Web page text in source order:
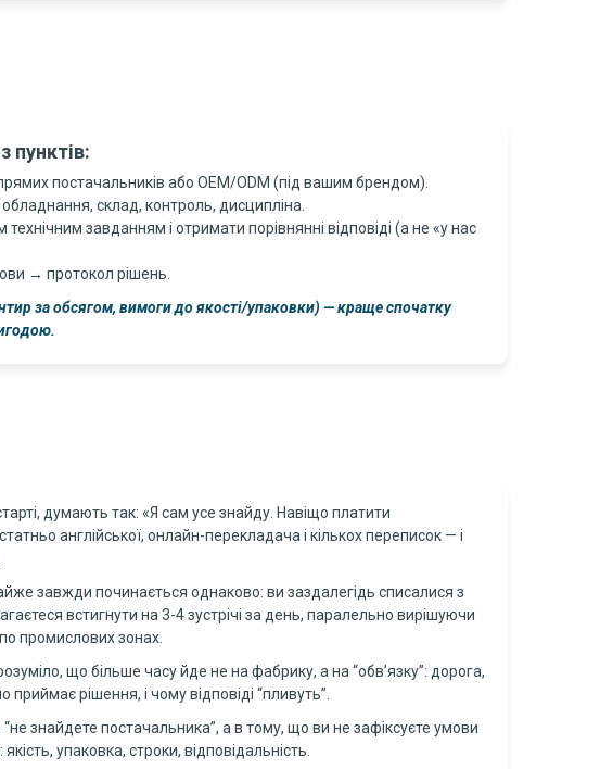
пунктів:
постачальників або OEM/ODM (під вашим брендом).
склад, контроль, дисципліна.
завданням і отримати порівнянні відповіді (а не «у нас
→ протокол рішень.
за обсягом, вимоги до якості/упаковки) — краще спочатку
думають так: «Я сам усе знайду. Навіщо платити
англійської, онлайн-перекладача і кількох переписок — і
завжди починається однаково: ви заздалегідь списалися з
встигнути на 3-4 зустрічі за день, паралельно вирішуючи
промислових зонах.
що більше часу йде не на фабрику, а на “обв’язку”: дорога,
рішення, і чому відповіді “пливуть”.
знайдете постачальника”, а в тому, що ви не зафіксуєте умови
упаковка, строки, відповідальність.